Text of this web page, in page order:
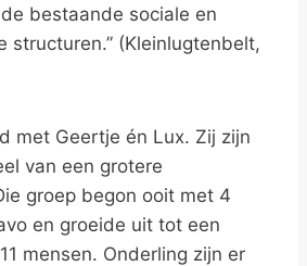
bestaande sociale en
structuren.” (Kleinlugtenbelt,
met Geertje én Lux. Zij zijn
van een grotere
groep begon ooit met 4
en groeide uit tot een
mensen. Onderling zijn er